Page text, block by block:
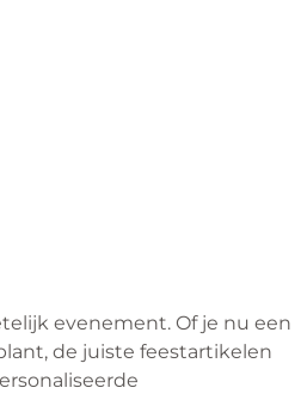
evenement. Of je nu een
de juiste feestartikelen